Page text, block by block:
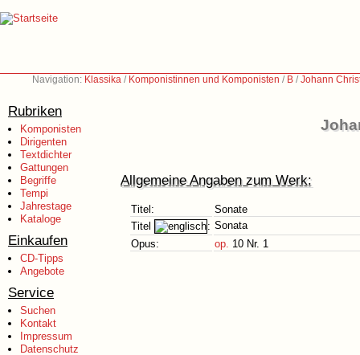
Navigation: Klassika / Komponistinnen und Komponisten / B /Johann
Rubriken
Komponisten
Dirigenten
Textdichter
Gattungen
Begriffe
Tempi
Jahrestage
Kataloge
Einkaufen
CD-Tipps
Angebote
Service
Suchen
Kontakt
Impressum
Datenschutz
Allgemeine Angaben zum Werk:
Titel:
Sonate
Titel
: Sonata
Opus:
op. 10 Nr. 1